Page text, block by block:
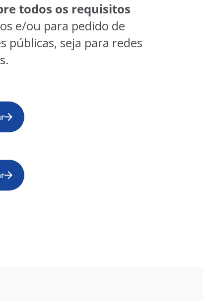
todos os requisitos
e/ou para pedido de
públicas, seja para redes